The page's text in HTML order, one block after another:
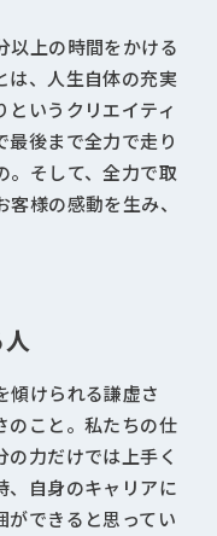
以上の時間をかける
は、人生自体の充実
いうクリエイティ
最後まで全力で走り
。そして、全力で取
様の感動を生み、
傾けられる謙虚さ
のこと。私たちの仕
力だけでは上手く
、自身のキャリアに
ができると思ってい